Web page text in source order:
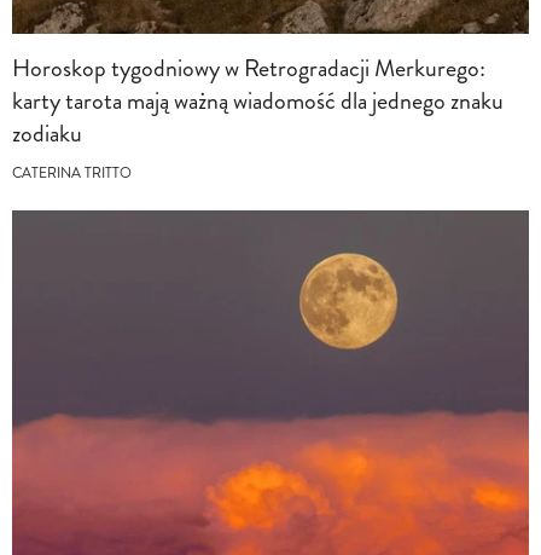
Horoskop tygodniowy w Retrogradacji Merkurego:
karty tarota mają ważną wiadomość dla jednego znaku
zodiaku
CATERINA TRITTO